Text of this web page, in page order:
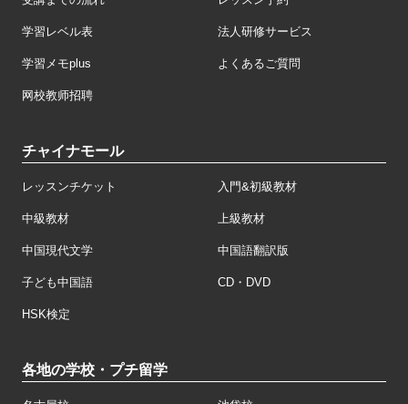
学習レベル表 法人研修サービス
学習メモplus よくあるご質問
网校教师招聘
チャイナモール
レッスンチケット 入門&初級教材
中級教材 上級教材
中国現代文学 中国語翻訳版
子ども中国語 CD・DVD
HSK検定
各地の学校・プチ留学